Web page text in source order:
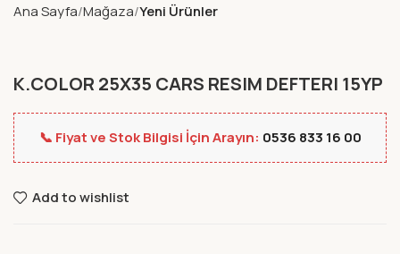
Ana Sayfa Mağaza Yeni Ürünler
K.COLOR 25X35 CARS RESIM DEFTERI 15YP
📞 Fiyat ve Stok Bilgisi İçin Arayın: 0536 833 16 00
Add to wishlist